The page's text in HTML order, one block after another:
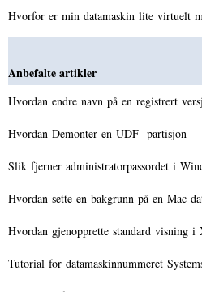
Hvorfor er min datamaskin lite virtuelt
Anbefalte artikler
Hvordan endre navn på en registrert
Hvordan Demonter en UDF -partisjon
Slik fjerner administratorpassordet i
Hvordan sette en bakgrunn på en Mac
Hvordan gjenopprette standard visning i
Tutorial for datamaskinnummeret